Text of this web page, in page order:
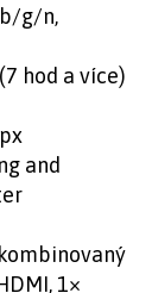
g/n,
hod a více)
and
kombinovaný
1×